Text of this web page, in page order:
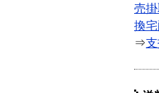
売
換
⇒